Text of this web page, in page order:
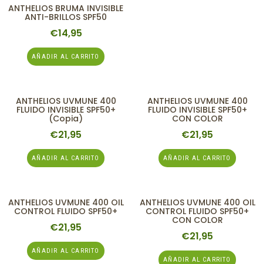
ANTHELIOS BRUMA INVISIBLE
ANTI-BRILLOS SPF50
€14,95
AÑADIR AL CARRITO
ANTHELIOS UVMUNE 400
FLUIDO INVISIBLE SPF50+
(copia)
€21,95
AÑADIR AL CARRITO
ANTHELIOS UVMUNE 400
FLUIDO INVISIBLE SPF50+
CON COLOR
€21,95
AÑADIR AL CARRITO
ANTHELIOS UVMUNE 400 OIL
CONTROL FLUIDO SPF50+
€21,95
AÑADIR AL CARRITO
ANTHELIOS UVMUNE 400 OIL
CONTROL FLUIDO SPF50+
CON COLOR
€21,95
AÑADIR AL CARRITO